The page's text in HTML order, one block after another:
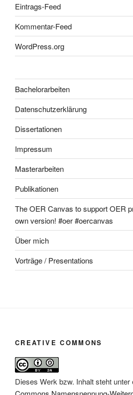
Eintrags-Feed
Kommentar-Feed
WordPress.org
Bachelorarbeiten
Datenschutzerklärung
Dissertationen
Impressum
Masterarbeiten
Publikationen
The OER Canvas to support OER
own version! #oer #oercanvas
Über mich
Vorträge / Presentations
CREATIVE COMMONS
Dieses Werk bzw. Inhalt steht unter